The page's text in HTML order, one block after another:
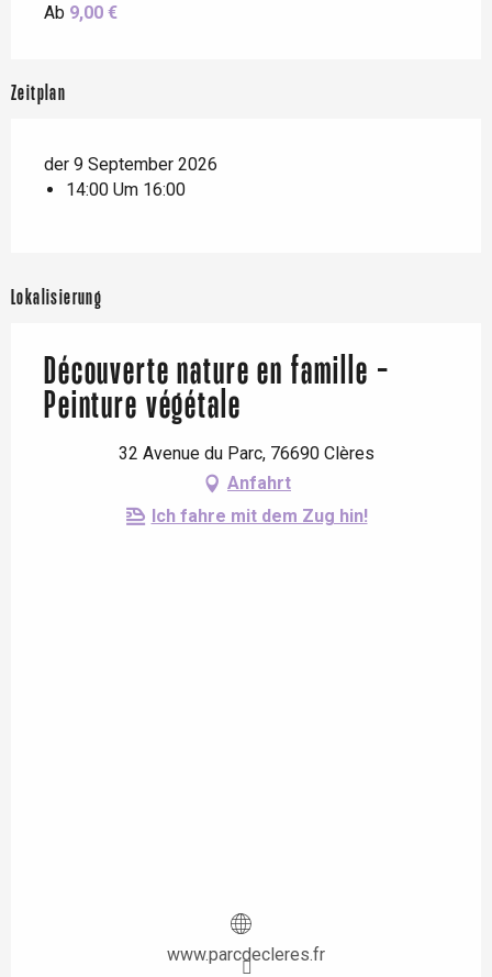
Ab 9,00 €
Zeitplan
der 9 September 2026
14:00 Um 16:00
Lokalisierung
Découverte nature en famille -
Peinture végétale
32 Avenue du Parc, 76690 Clères
Anfahrt
Ich fahre mit dem Zug hin!
www.parcdecleres.fr